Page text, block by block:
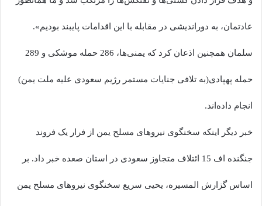
عادتمان، به دوراندیشی در مقابله با این اقدامات پایبند بودیم».
سلمان همچنین اذعان کرد که یمنی‌ها، 286 حمله موشکی و 289
حمله پهپادی(به تلافی جنایات مستمر رژیم سعودی علیه ملت یمن)
انجام داده‌اند.
خبر دیگر اینکه سخنگوی نیروهای مسلح یمن از فرار یک فروند
جنگنده اف 15 ائتلاف متجاوز سعودی در استان صعده خبر داد. بر
اساس گزارش المسیره، یحیی سریع سخنگوی نیروهای مسلح یمن